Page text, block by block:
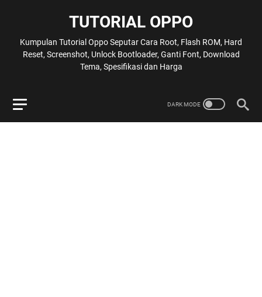
TUTORIAL OPPO
Kumpulan Tutorial Oppo Seputar Cara Root, Flash ROM, Hard
Reset, Screenshot, Unlock Bootloader, Ganti Font, Download
Tema, Spesifikasi dan Harga